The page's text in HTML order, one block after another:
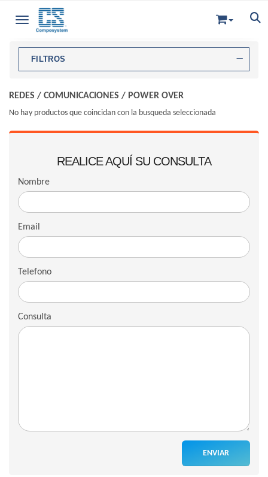
Toggle navigation
FILTROS
REDES / COMUNICACIONES / POWER OVER
No hay productos que coincidan con la busqueda seleccionada
REALICE AQUÍ SU CONSULTA
Nombre
Email
Telefono
Consulta
ENVIAR